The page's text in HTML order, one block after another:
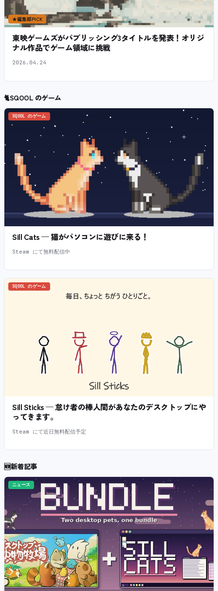
★編集部PICK
東映ゲームズがパブリッシング3タイトルを発表！オリジ
ナル作品でゲーム領域に挑戦
2026.04.24
🐈SQOOL のゲーム
SQOOL のゲーム
Sill Cats — 猫がパソコンに遊びに来る！
Steam にて無料配信中
SQOOL のゲーム
Sill Sticks — 怠け者の棒人間があなたのデスクトップにや
ってきます。
Steam にて近日無料配信予定
🆕新着記事
ニュース